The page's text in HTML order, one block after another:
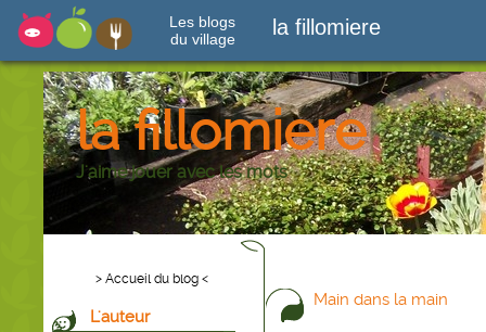
Les blogs
du village
la fillomiere
la fillomiere
J'aime jouer avec les mots
> Accueil du blog <
L'auteur
Main dans la main